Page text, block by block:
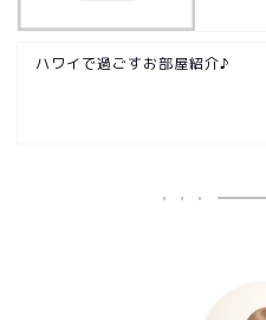
ハワイで過ごすお部屋紹介♪